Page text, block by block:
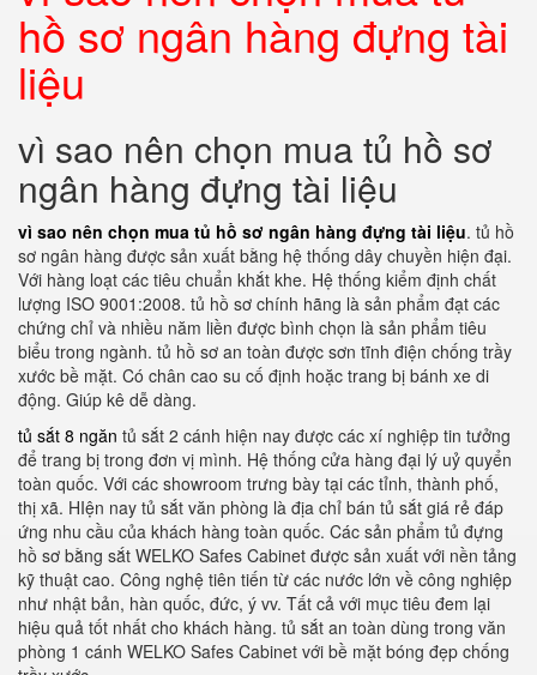
hồ sơ ngân hàng đựng tài
liệu
vì sao nên chọn mua tủ hồ sơ
ngân hàng đựng tài liệu
vì sao nên chọn mua tủ hồ sơ ngân hàng đựng tài liệu. tủ hồ
sơ ngân hàng được sản xuất bằng hệ thống dây chuyền hiện đại.
Với hàng loạt các tiêu chuẩn khắt khe. Hệ thống kiểm định chất
lượng ISO 9001:2008. tủ hồ sơ chính hãng là sản phẩm đạt các
chứng chỉ và nhiều năm liền được bình chọn là sản phẩm tiêu
biểu trong ngành. tủ hồ sơ an toàn được sơn tĩnh điện chống trầy
xước bề mặt. Có chân cao su cố định hoặc trang bị bánh xe di
động. Giúp kê dễ dàng.
tủ sắt 8 ngăn tủ sắt 2 cánh hiện nay được các xí nghiệp tin tưởng
để trang bị trong đơn vị mình. Hệ thống cửa hàng đại lý uỷ quyển
toàn quốc. Với các showroom trưng bày tại các tỉnh, thành phố,
thị xã. HIện nay tủ sắt văn phòng là địa chỉ bán tủ sắt giá rẻ đáp
ứng nhu cầu của khách hàng toàn quốc. Các sản phẩm tủ đựng
hồ sơ bằng sắt WELKO Safes Cabinet được sản xuất với nền tảng
kỹ thuật cao. Công nghệ tiên tiến từ các nước lớn về công nghiệp
như nhật bản, hàn quốc, đức, ý vv. Tất cả với mục tiêu đem lại
hiệu quả tốt nhất cho khách hàng. tủ sắt an toàn dùng trong văn
phòng 1 cánh WELKO Safes Cabinet với bề mặt bóng đẹp chống